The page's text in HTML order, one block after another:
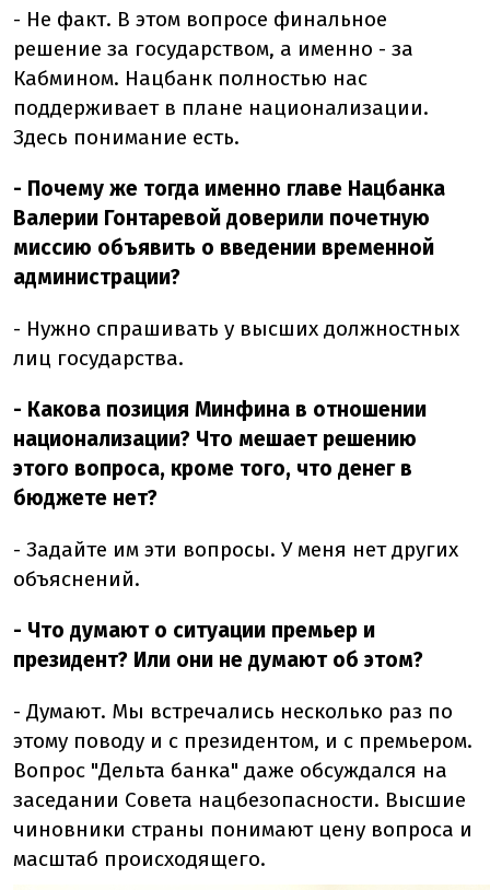
- Не факт. В этом вопросе финальное
решение за государством, а именно - за
Кабмином. Нацбанк полностью нас
поддерживает в плане национализации.
Здесь понимание есть.
- Почему же тогда именно главе Нацбанка
Валерии Гонтаревой доверили почетную
миссию объявить о введении временной
администрации?
- Нужно спрашивать у высших должностных
лиц государства.
- Какова позиция Минфина в отношении
национализации? Что мешает решению
этого вопроса, кроме того, что денег в
бюджете нет?
- Задайте им эти вопросы. У меня нет других
объяснений.
- Что думают о ситуации премьер и
президент? Или они не думают об этом?
- Думают. Мы встречались несколько раз по
этому поводу и с президентом, и с премьером.
Вопрос "Дельта банка" даже обсуждался на
заседании Совета нацбезопасности. Высшие
чиновники страны понимают цену вопроса и
масштаб происходящего.